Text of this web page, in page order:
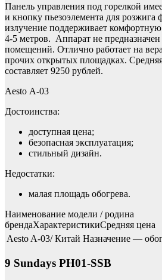
Панель управления под горелкой
и кнопку пьезоэлемента для розжига
излучение поддерживает
4-5 метров. Аппарат не
помещений. Отлично работает на
прочих открытых площадках.
составляет 9250 рублей.
Aesto А-03
Достоинства:
доступная цена;
безопасная эксплуатация;
стильный дизайн.
Недостатки:
малая площадь обогрева.
Наименование модели / родина
брендаХарактеристикиСредняя цена
Aesto A-03/ Китай Назначение —
9 Sundays PH01-SSB